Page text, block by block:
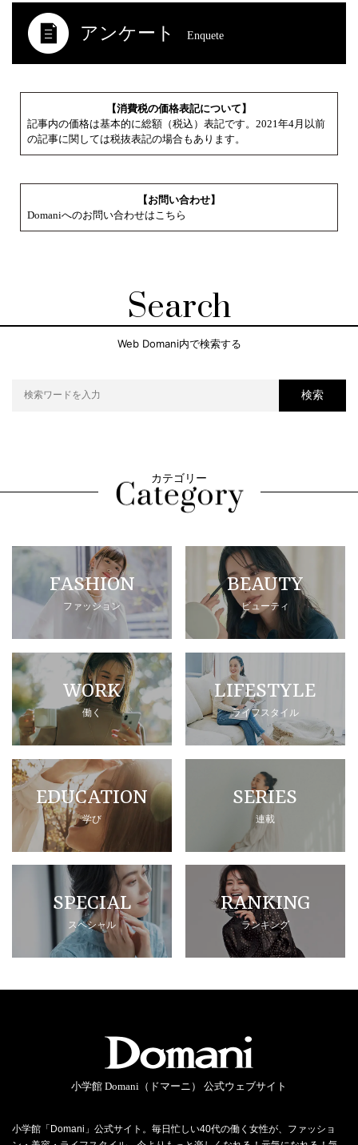
アンケート Enquete
【消費税の価格表記について】
記事内の価格は基本的に総額（税込）表記です。2021年4月以前
の記事に関しては税抜表記の場合もあります。
【お問い合わせ】
Domaniへのお問い合わせはこちら
Search
Web Domani内で検索する
検索
カテゴリー
FASHION
ファッション
BEAUTY
ビューティ
WORK
働く
LIFESTYLE
ライフスタイル
EDUCATION
学び
SERIES
連載
SPECIAL
スペシャル
RANKING
ランキング
小学館 Domani（ドマーニ） 公式ウェブサイト
小学館「Domani」公式サイト。毎日忙しい40代の働く女性が、ファッショ